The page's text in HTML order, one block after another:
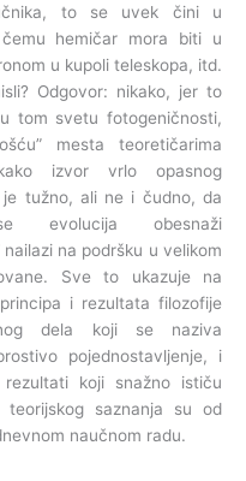
to se uvek čini u
hemičar mora biti u
u kupoli teleskopa, itd.
Odgovor: nikako, jer to
tom svetu fotogeničnosti,
mesta teoretičarima
izvor vrlo opasnog
tužno, ali ne i čudno, da
evolucija obesnaži
na podršku u velikom
Sve to ukazuje na
i rezultata filozofije
dela koji se naziva
pojednostavljenje, i
koji snažno ističu
saznanja su od
naučnom radu.